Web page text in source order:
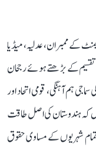
کے ممبران، عدلیہ، میڈیا
تقسیم کے بڑھتے ہوئے رجحان
ہم آہنگی، قومی اتحاد اور
کہ ہندوستان کی اصل طاقت
تمام شہریوں کے مساوی حقوق